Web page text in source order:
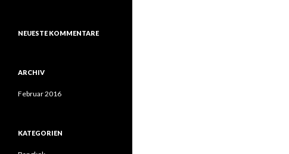
NEUESTE KOMMENTARE
ARCHIV
Februar 2016
KATEGORIEN